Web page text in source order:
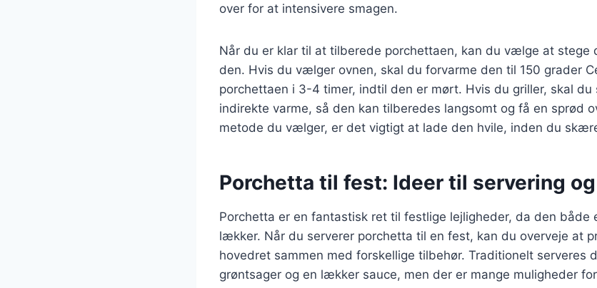
over for at intensivere smagen.
Når du er klar til at tilberede porchettaen, kan du vælge at stege
den. Hvis du vælger ovnen, skal du forvarme den til 150 grader
porchettaen i 3-4 timer, indtil den er mørt. Hvis du griller, skal du
indirekte varme, så den kan tilberedes langsomt og få en sprød
metode du vælger, er det vigtigt at lade den hvile, inden du
Porchetta til fest: Ideer til servering
Porchetta er en fantastisk ret til festlige lejligheder, da den både
lækker. Når du serverer porchetta til en fest, kan du overveje at
hovedret sammen med forskellige tilbehør. Traditionelt serveres
grøntsager og en lækker sauce, men der er mange muligheder